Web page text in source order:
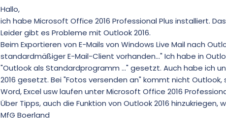
Hallo,
ich habe Microsoft Office 2016 Professional Plus installiert.
Leider gibt es Probleme mit Outlook 2016.
Beim Exportieren von E-Mails von Windows Live Mail nach
standardmäßiger E-Mail-Client vorhanden..." Ich habe in
"Outlook als Standardprogramm ..." gesetzt. Auch habe ich
2016 gesetzt. Bei "Fotos versenden an" kommt nicht Outlook,
Word, Excel usw laufen unter Microsoft Office 2016
Über Tipps, auch die Funktion von Outlook 2016 hinzukriegen,
MfG Boerland